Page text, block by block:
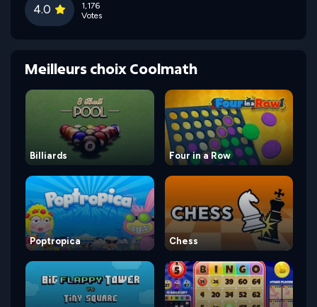
4.0
1,176
Votes
Meilleurs choix Coolmath
Billiards Four in a Row
Poptropica Chess